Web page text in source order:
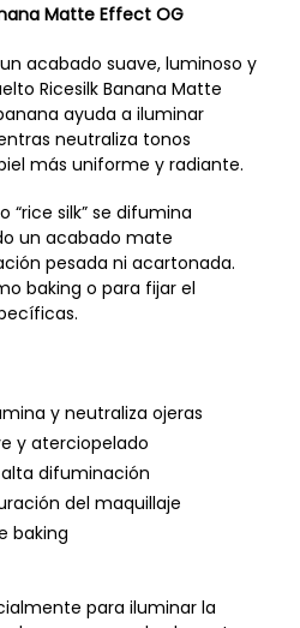
Matte Effect OG
acabado suave, luminoso y
Ricesilk Banana Matte
ayuda a iluminar
neutraliza tonos
más uniforme y radiante.
silk” se difumina
un acabado mate
pesada ni acartonada.
baking o para fijar el
y neutraliza ojeras
y aterciopelado
difuminación
del maquillaje
baking
para iluminar la